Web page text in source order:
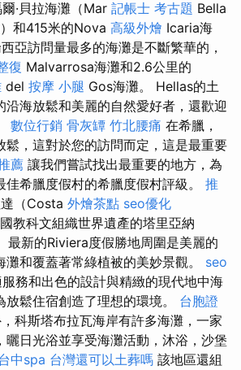
·貝拉海灘（Mar 記帳士 考古題 Bella
和415米的Nova 高級外燴 Icaria海
亞訪問量最多的海灘是不斷繁華的，
復 Malvarrosa海灘和2.6公里的
del 按摩 小腿 Gos海灘。 Hellas的土
沿海放鬆和美麗的自然愛好者，還歡迎
數位行銷 骨灰罈 竹北腰痛 在希臘，
鬆，這對於您的訪問而定，這是最重要
薦 讓我們嘗試找出最重要的地方，為
希臘度假村的希臘度假村評級。 推
（Costa 外燴茶點 seo優化
教科文組織世界遺產的塔里亞納
最新的Riviera度假勝地周圍是美麗的
和覆蓋著常綠植被的美妙景觀。 seo
務和出色的設計與精緻的現代地中海
鬆住宿創造了理想的環境。 台胞證
科斯塔布拉瓦海岸有許多海灘，一家
曬日光浴並享受海灘活動，沐浴，沙堡
中spa 台灣還可以土葬嗎 該地區還組